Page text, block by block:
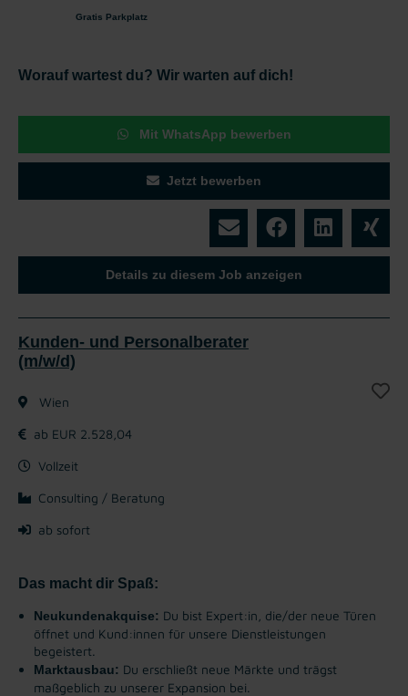
Gratis Parkplatz
Worauf wartest du? Wir warten auf dich!
Mit WhatsApp bewerben
Jetzt bewerben
Details zu diesem Job anzeigen
Kunden- und Personalberater
(m/w/d)
Wien
ab EUR 2.528,04
Vollzeit
Consulting / Beratung
ab sofort
Das macht dir Spaß:
Neukundenakquise: Du bist Expert:in, die/der neue Türen
öffnet und Kund:innen für unsere Dienstleistungen
begeistert.
Marktausbau: Du erschließt neue Märkte und trägst
maßgeblich zu unserer Expansion bei.